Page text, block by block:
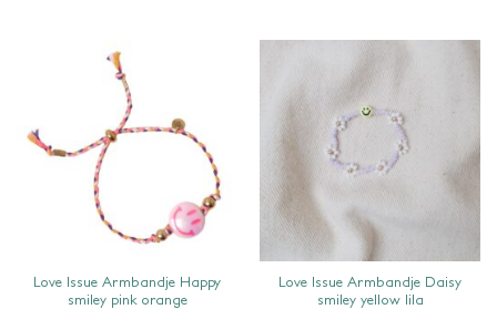
SNEL BEKIJKEN
Love Issue Armbandje Happy
smiley pink orange
SNEL BEKIJKEN
Love Issue Armbandje Daisy
smiley yellow lila